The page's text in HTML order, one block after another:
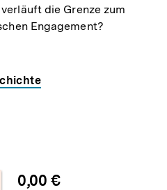
die Grenze zum
Engagement?
0,00 €